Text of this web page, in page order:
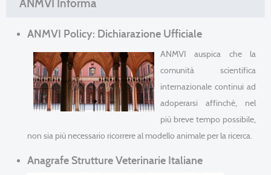
ANMVI Informa
ANMVI Policy: Dichiarazione Ufficiale
ANMVI auspica che la
comunità scientifica
internazionale continui ad
adoperarsi affinché, nel
più breve tempo possibile,
non sia più necessario ricorrere al modello animale per la ricerca.
Anagrafe Strutture Veterinarie Italiane